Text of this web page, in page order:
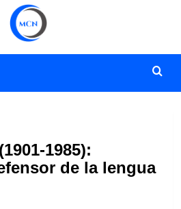
1985):
de la lengua